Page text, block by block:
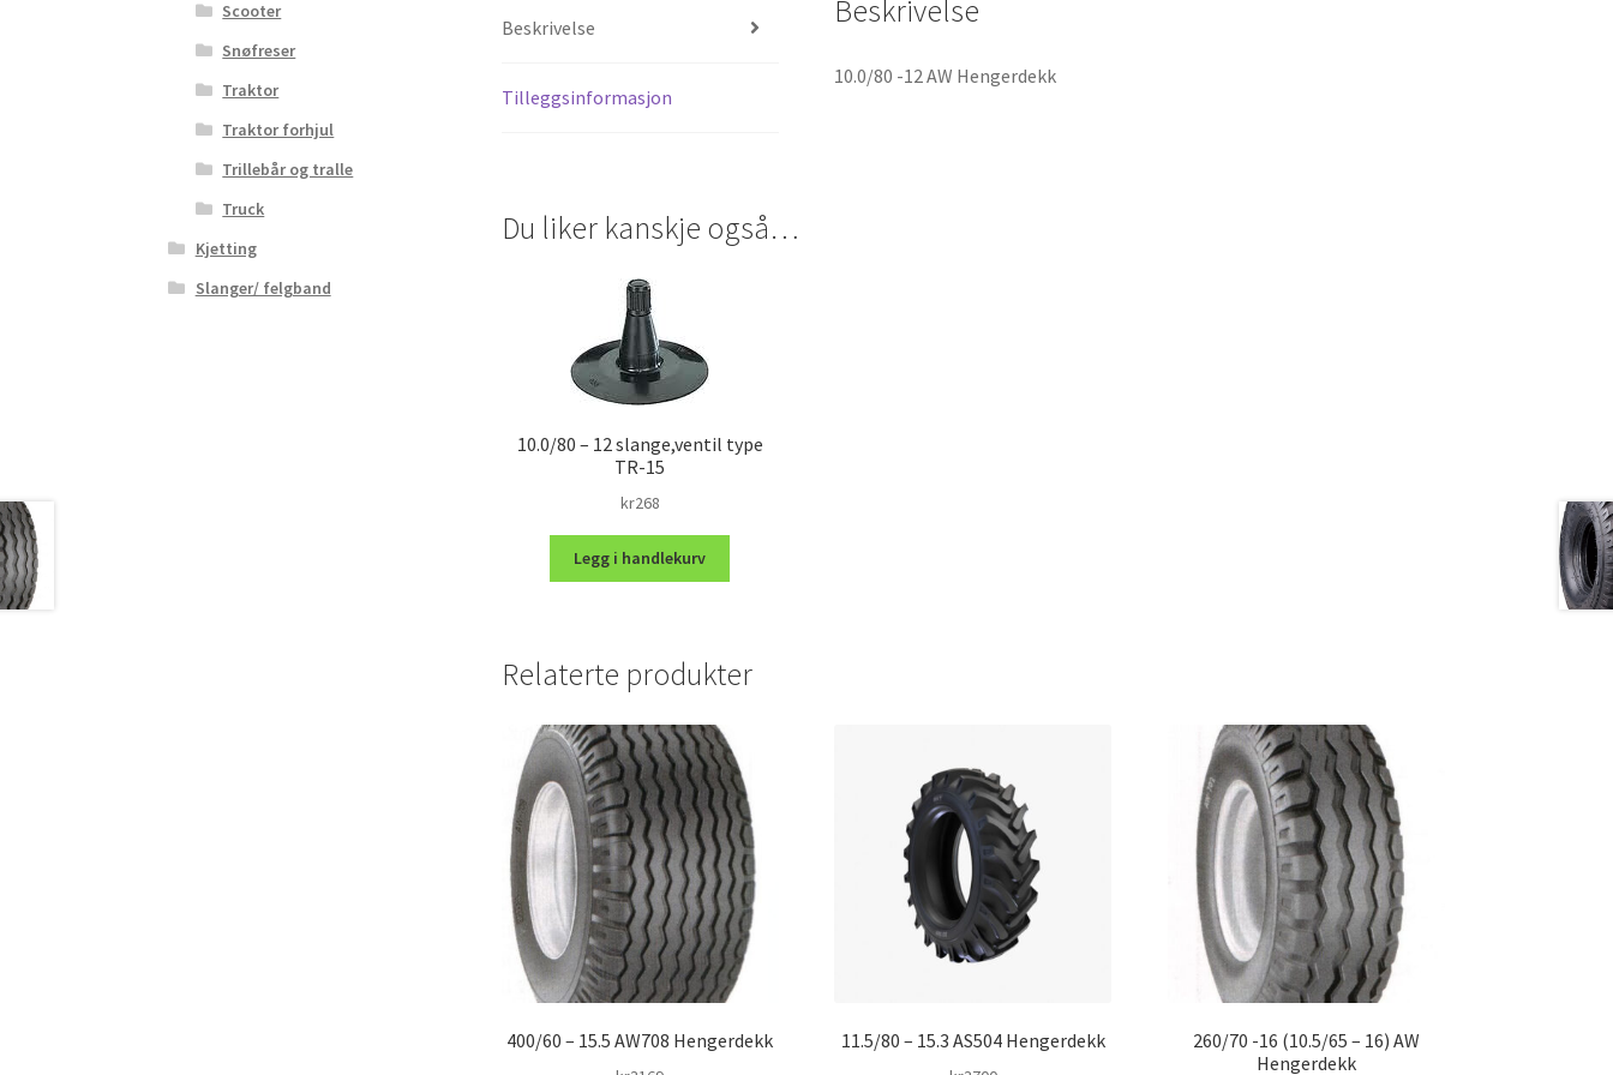
Beskrivelse
Tilleggsinformasjon
Beskrivelse
10.0/80 -12 AW Hengerdekk
Du liker kanskje også…
10.0/80 – 12 slange,ventil type
TR-15
kr268
Legg i handlekurv
Relaterte produkter
400/60 – 15.5 AW708 Hengerdekk 11.5/80 – 15.3 AS504 Hengerdekk
260/70 -16 (10.5/65 – 16) AW
Hengerdekk
Scooter
Snøfreser
Traktor
Traktor forhjul
Trillebår og tralle
Truck
Kjetting
Slanger/ felgband